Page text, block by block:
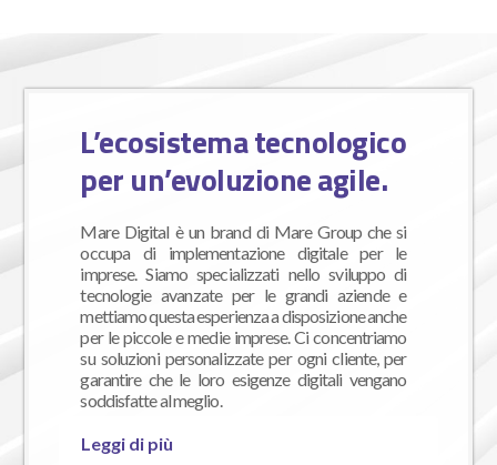
L’ecosistema tecnologico
per un’evoluzione agile.
Mare Digital è un brand di Mare Group che si
occupa di implementazione digitale per le
imprese. Siamo specializzati nello sviluppo di
tecnologie avanzate per le grandi aziende e
mettiamo questa esperienza a disposizione anche
per le piccole e medie imprese. Ci concentriamo
su soluzioni perso­nalizzate per ogni cliente, per
garantire che le loro esigenze digitali vengano
soddisfatte al meglio.
Leggi di più